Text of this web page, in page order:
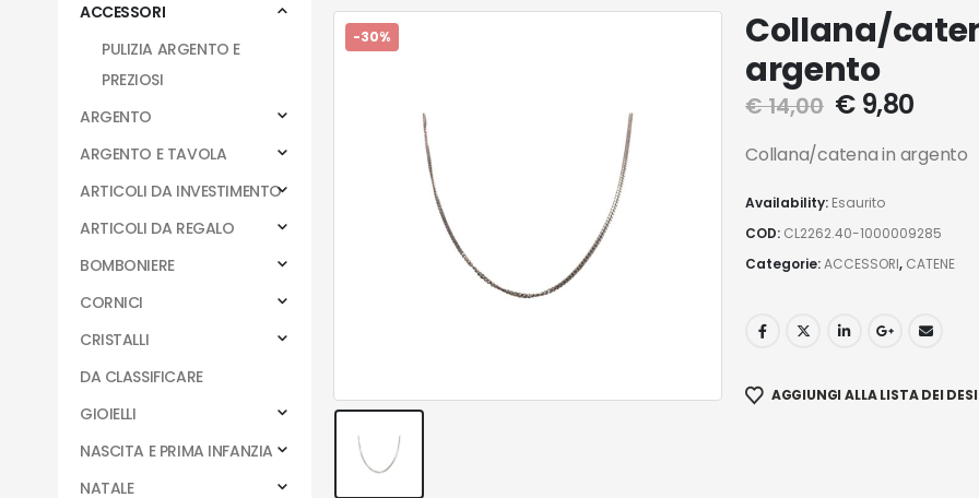
-30%
Collana/
argento
€14,00 €9,80
Collana/catena in argento
Availability: Esaurito
COD: CL2262.40-1000009285
Categorie:ACCESSORI, CATENE
AGGIUNGI ALLA LISTA DEI
ACCESSORI
PULIZIA ARGENTO E
PREZIOSI
ARGENTO
ARGENTO E TAVOLA
ARTICOLI DA INVESTIMENTO
ARTICOLI DA REGALO
BOMBONIERE
CORNICI
CRISTALLI
DA CLASSIFICARE
GIOIELLI
NASCITA E PRIMA INFANZIA
NATALE